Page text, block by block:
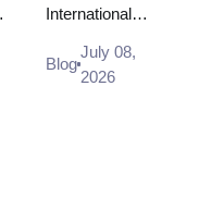
How to
Report a
Lost Item
International
is exactly
where and how
Blog
July 08,
2026